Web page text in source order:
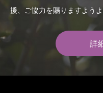
援、ご協力を賜りますよう
詳